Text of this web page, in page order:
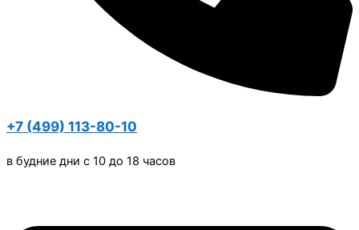
+7 (499) 113-80-10
в будние дни с 10 до 18 часов